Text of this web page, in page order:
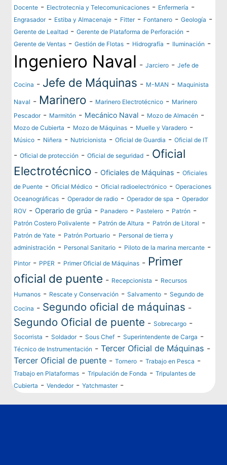
Docente - Electrotecnia y Telecomunicaciones - Enfermería -
Engrasador- Estiba y Almacenaje - Fitter- Fontanero -Geología -
Gerente de Lealtad -Gerente de Plataforma de Perforación -
Gerente de Ventas -Gestión de Flotas - Hidrografía - Iluminación -
Ingeniero Naval -Jarciero -Jefe de
Cocina - Jefe de Máquinas - M-MAN - Maquinista
Naval - Marinero - Marinero Electrotécnico - Marinero
Pescador- Marmitón - Mecánico Naval - Mozo de Almacén -
Mozo de Cubierta - Mozo de Máquinas - Muelle y Varadero -
Músico - Niñera - Nutricionista -Oficial de Guardia -Oficial de IT
-Oficial de protección -Oficial de seguridad - Oficial
Electrotécnico -Oficiales de Máquinas -Oficiales
de Puente -Oficial Médico -Oficial radioelectrónico -Operaciones
Oceanográficas -Operador de radio -Operador de spa -Operador
ROV -Operario de grúa - Panadero - Pastelero - Patrón -
Patrón Costero Polivalente - Patrón de Altura - Patrón de Litoral -
Patrón de Yate - Patrón Portuario - Personal de tierra y
administración - Personal Sanitario - Piloto de la marina mercante -
Pintor- PPER - Primer Oficial de Máquinas - Primer
oficial de puente - Recepcionista - Recursos
Humanos - Rescate y Conservación -Salvamento -Segundo de
Cocina - Segundo oficial de máquinas -
Segundo Oficial de puente -Sobrecargo -
Socorrista -Soldador-Sous Chef -Superintendente de Carga -
Técnico de Instrumentación -Tercer Oficial de Máquinas -
Tercer Oficial de puente -Tornero -Trabajo en Pesca -
Trabajo en Plataformas -Tripulación de Fonda -Tripulantes de
Cubierta -Vendedor-Yatchmaster-